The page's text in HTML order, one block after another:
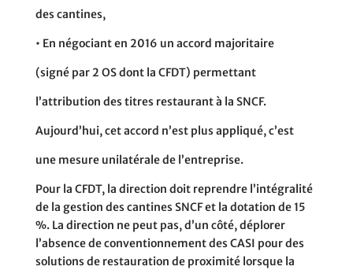
des cantines,
• En négociant en 2016 un accord majoritaire
(signé par 2 OS dont la CFDT) permettant
l’attribution des titres restaurant à la SNCF.
Aujourd’hui, cet accord n’est plus appliqué, c’est
une mesure unilatérale de l’entreprise.
Pour la CFDT, la direction doit reprendre l’intégralité
de la gestion des cantines SNCF et la dotation de 15
%. La direction ne peut pas, d’un côté, déplorer
l’absence de conventionnement des CASI pour des
solutions de restauration de proximité lorsque la